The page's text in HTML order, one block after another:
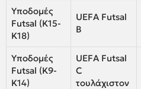
Υποδομές
Futsal (Κ15-
Κ18)
UEFA Futsal
B
Υποδομές
Futsal (Κ9-
Κ14)
UEFA Futsal
C
τουλάχιστον